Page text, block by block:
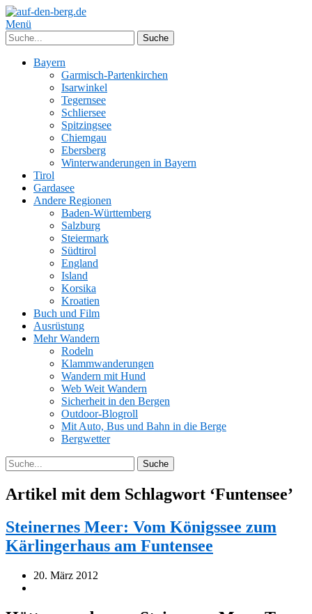
Menü
Bayern
Garmisch-Partenkirchen
Isarwinkel
Tegernsee
Schliersee
Spitzingsee
Chiemgau
Ebersberg
Winterwanderungen in Bayern
Tirol
Gardasee
Andere Regionen
Baden-Württemberg
Salzburg
Steiermark
Südtirol
England
Island
Korsika
Kroatien
Buch und Film
Ausrüstung
Mehr Wandern
Rodeln
Klammwanderungen
Wandern mit Hund
Web Weit Wandern
Sicherheit in den Bergen
Outdoor-Blogroll
Mit Auto, Bus und Bahn in die Berge
Bergwetter
Artikel mit dem Schlagwort ‘Funtensee’
Steinernes Meer: Vom Königssee zum
Kärlingerhaus am Funtensee
20. März 2012